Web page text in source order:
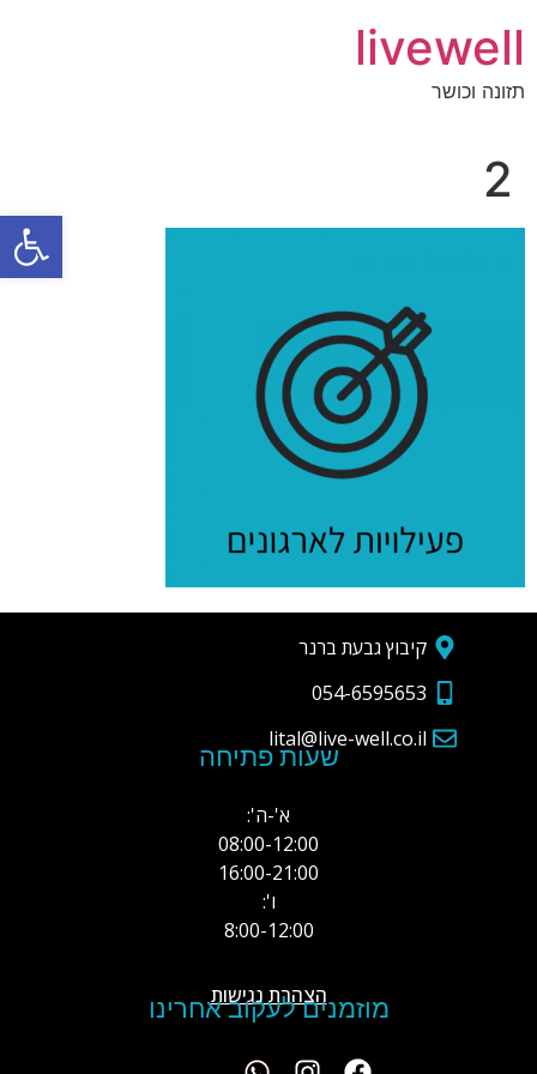
פתח
livewell
תזונה וכושר
2
קיבוץ גבעת ברנר
054-6595653
lital@live-well.co.il
שעות פתיחה
א'-ה':
08:00-12:00
16:00-21:00
ו':
8:00-12:00
הצהרת נגישות
מוזמנים לעקוב אחרינו